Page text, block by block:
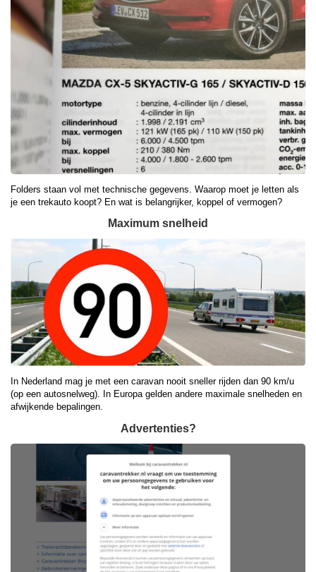
Folders staan vol met technische gegevens. Waarop moet je letten als
je een trekauto koopt? En wat is belangrijker, koppel of vermogen?
Maximum snelheid
In Nederland mag je met een caravan nooit sneller rijden dan 90 km/u
(op een autosnelweg). In Europa gelden andere maximale snelheden en
afwijkende bepalingen.
Advertenties?